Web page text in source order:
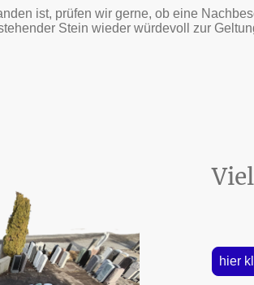
ist, prüfen wir gerne, ob eine
Stein wieder würdevoll zur
hier